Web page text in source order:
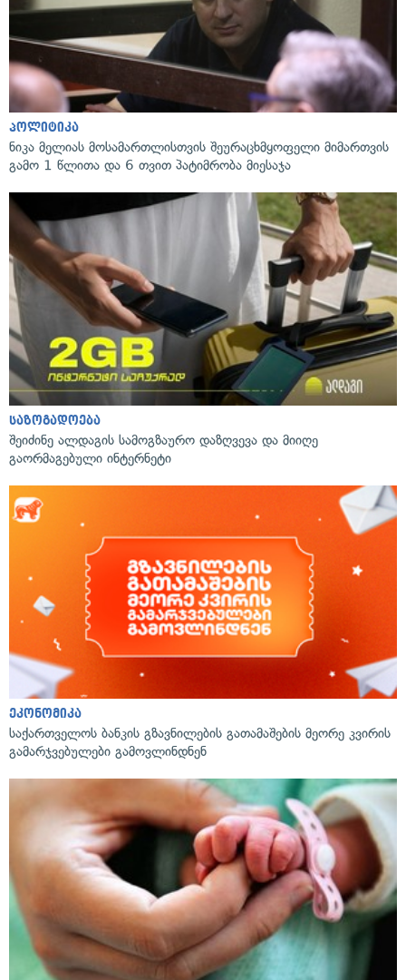
პოლიტიკა
ნიკა მელიას მოსამართლისთვის შეურაცხმყოფელი მიმართვის
გამო 1 წლითა და 6 თვით პატიმრობა მიესაჯა
საზოგადოება
შეიძინე ალდაგის სამოგზაურო დაზღვევა და მიიღე
გაორმაგებული ინტერნეტი
ეკონომიკა
საქართველოს ბანკის გზავნილების გათამაშების მეორე კვირის
გამარჯვებულები გამოვლინდნენ